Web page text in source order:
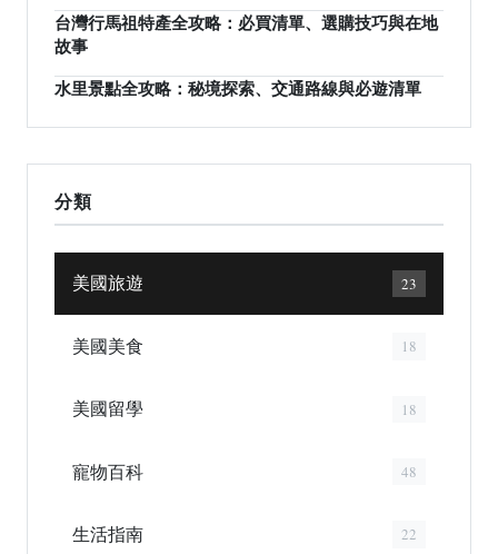
台灣行馬祖特產全攻略：必買清單、選購技巧與在地
故事
水里景點全攻略：秘境探索、交通路線與必遊清單
分類
美國旅遊 23
美國美食 18
美國留學 18
寵物百科 48
生活指南 22